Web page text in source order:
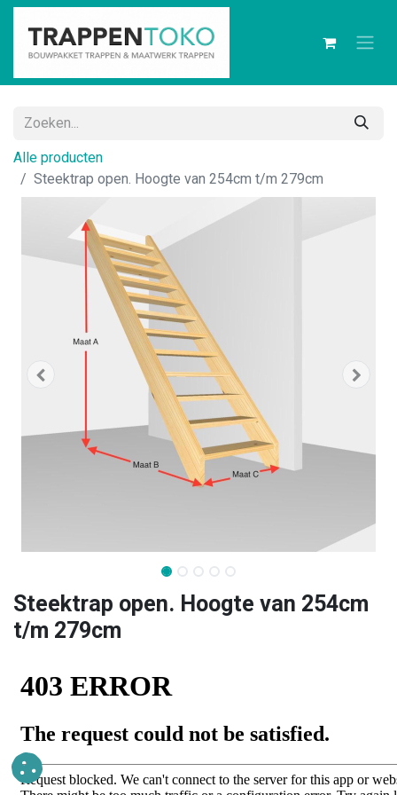
Alle producten
​Steektrap open. Hoogte van 254cm t/m 279cm ​
​Steektrap open. Hoogte van 254cm
t/m 279cm ​